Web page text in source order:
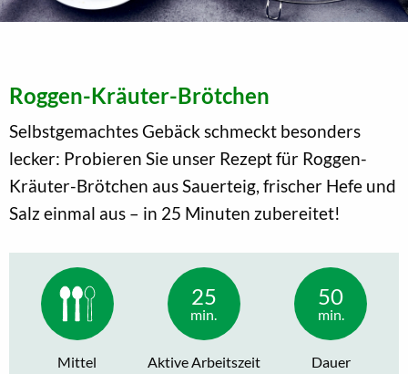
Roggen-Kräuter-Brötchen
Selbstgemachtes Gebäck schmeckt besonders
lecker: Probieren Sie unser Rezept für Roggen-
Kräuter-Brötchen aus Sauerteig, frischer Hefe und
Salz einmal aus – in 25 Minuten zubereitet!
Mittel
25
min.
Aktive Arbeitszeit
50
min.
Dauer